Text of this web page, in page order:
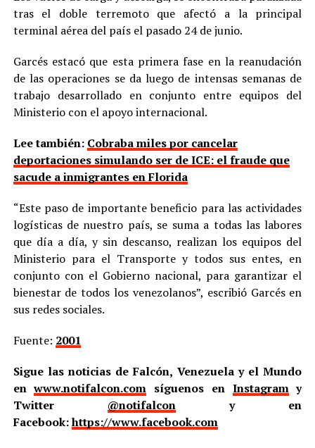
tras el doble terremoto que afectó a la principal
terminal aérea del país el pasado 24 de junio.
Garcés estacó que esta primera fase en la reanudación
de las operaciones se da luego de intensas semanas de
trabajo desarrollado en conjunto entre equipos del
Ministerio con el apoyo internacional.
Lee también: Cobraba miles por cancelar
deportaciones simulando ser de ICE: el fraude que
sacude a inmigrantes en Florida
“Este paso de importante beneficio para las actividades
logísticas de nuestro país, se suma a todas las labores
que día a día, y sin descanso, realizan los equipos del
Ministerio para el Transporte y todos sus entes, en
conjunto con el Gobierno nacional, para garantizar el
bienestar de todos los venezolanos”, escribió Garcés en
sus redes sociales.
Fuente: 2001
Sigue las noticias de Falcón, Venezuela y el Mundo
enwww.notifalcon.com síguenos en Instagramy
Twitter @notifalcony en
Facebook:https://www.facebook.com